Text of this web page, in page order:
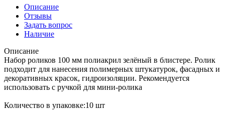
Описание
Отзывы
Задать вопрос
Наличие
Описание
Набор роликов 100 мм полиакрил зелёный в блистере. Ролик
подходит для нанесения полимерных штукатурок, фасадных и
декоративных красок, гидроизоляции. Рекомендуется
использовать с ручкой для мини-ролика
Количество в упаковке:10 шт